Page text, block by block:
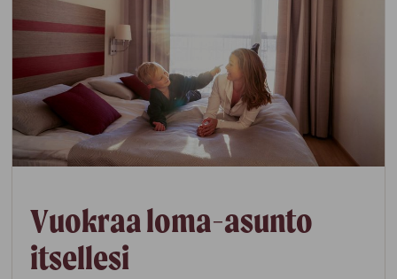
Vuokraa loma-asunto
itsellesi